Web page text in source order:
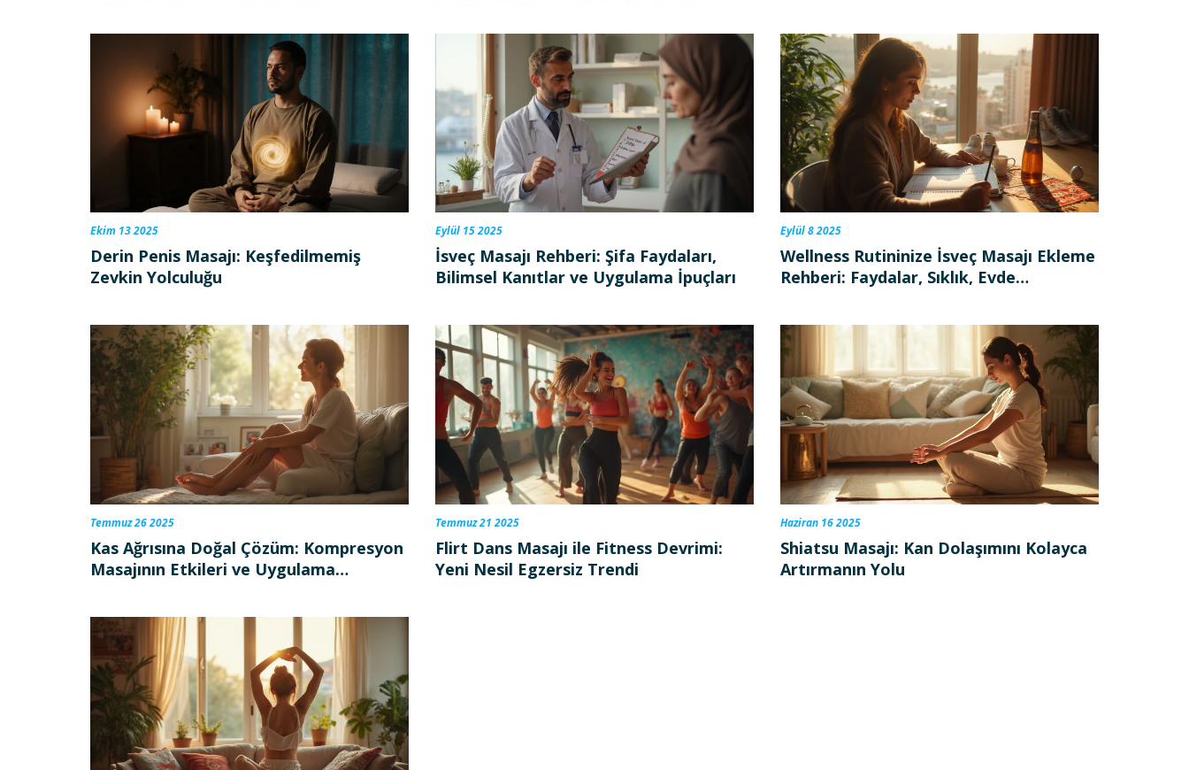
Ekim 13 2025
Derin Penis Masajı: Keşfedilmemiş
Zevkin Yolculuğu
Eylül 15 2025
İsveç Masajı Rehberi: Şifa Faydaları,
Bilimsel Kanıtlar ve Uygulama İpuçları
Eylül 8 2025
Wellness Rutininize İsveç Masajı Ekleme
Rehberi: Faydalar, Sıklık, Evde
Temmuz 26 2025
Kas Ağrısına Doğal Çözüm: Kompresyon
Masajının Etkileri ve Uygulama
Temmuz 21 2025
Flirt Dans Masajı ile Fitness Devrimi:
Yeni Nesil Egzersiz Trendi
Haziran 16 2025
Shiatsu Masajı: Kan Dolaşımını Kolayca
Artırmanın Yolu